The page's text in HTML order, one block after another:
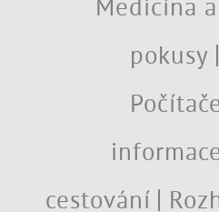
Medicína
pokusy
cestování